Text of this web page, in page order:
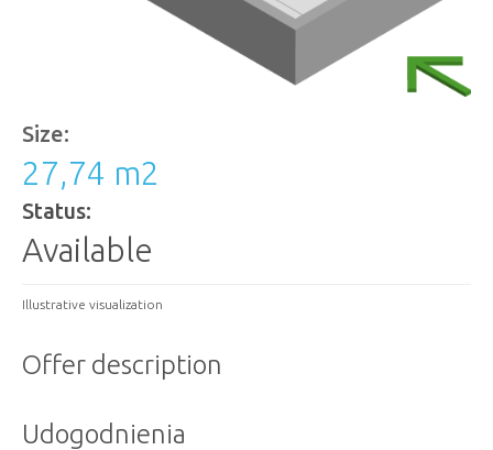
Size:
27,74 m2
Status:
Available
Illustrative visualization
Offer description
Udogodnienia